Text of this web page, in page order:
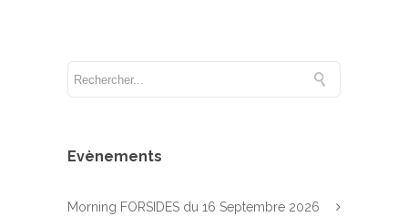
Evènements
Morning FORSIDES du 16 Septembre 2026